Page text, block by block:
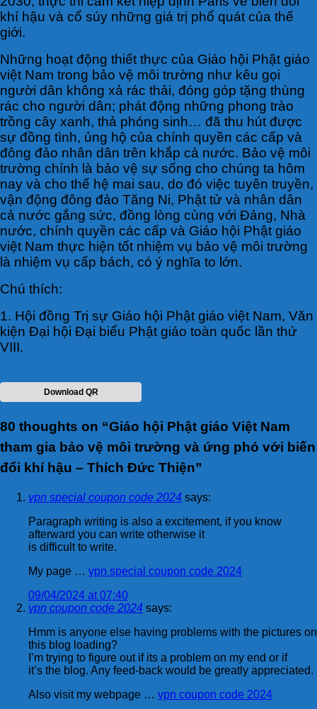
khí hậu và cổ súy những giá trị phổ quát của thế
giới.
Những hoạt động thiết thực của Giáo hội Phật giáo
việt Nam trong bảo vệ môi trường như kêu gọi
người dân không xả rác thải, đóng góp tặng thùng
rác cho người dân; phát động những phong trào
trồng cây xanh, thả phóng sinh… đã thu hút được
sự đồng tình, ủng hộ của chính quyền các cấp và
đông đảo nhân dân trên khắp cả nước. Bảo vệ môi
trường chính là bảo vệ sự sống cho chúng ta hôm
nay và cho thế hệ mai sau, do đó việc tuyên truyền,
vận động đông đảo Tăng Ni, Phật tử và nhân dân
cả nước gắng sức, đồng lòng cùng với Đảng, Nhà
nước, chính quyền các cấp và Giáo hội Phật giáo
việt Nam thực hiện tốt nhiệm vụ bảo vệ môi trường
là nhiệm vụ cấp bách, có ý nghĩa to lớn.
Chú thích:
1. Hội đồng Trị sự Giáo hội Phật giáo việt Nam, Văn
kiện Đại hội Đại biểu Phật giáo toàn quốc lần thứ
VIII.
Download QR
80 thoughts on “Giáo hội Phật giáo Việt Nam
tham gia bảo vệ môi trường và ứng phó với biến
đổi khí hậu – Thích Đức Thiện”
vpn special coupon code 2024 says:
Paragraph writing is also a excitement, if you know
afterward you can write otherwise it
is difficult to write.
My page … vpn special coupon code 2024
09/04/2024 at 07:40
vpn coupon code 2024 says:
Hmm is anyone else having problems with the pictures on
this blog loading?
I’m trying to figure out if its a problem on my end or if
it’s the blog. Any feed-back would be greatly appreciated.
Also visit my webpage … vpn coupon code 2024